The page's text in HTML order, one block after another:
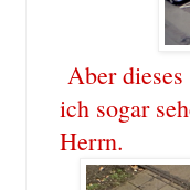
Aber
ich sogar
Herrn.